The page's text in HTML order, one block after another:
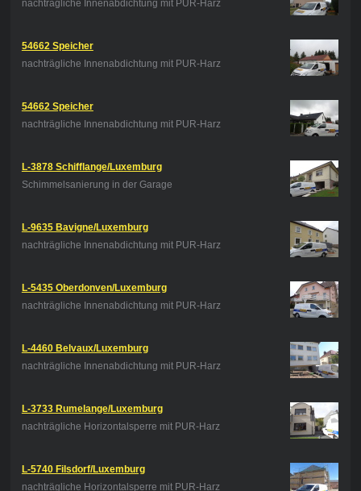
nachträgliche Innenabdichtung mit PUR-Harz
54662 Speicher
nachträgliche Innenabdichtung mit PUR-Harz
54662 Speicher
nachträgliche Innenabdichtung mit PUR-Harz
L-3878 Schifflange/Luxemburg
Schimmelsanierung in der Garage
L-9635 Bavigne/Luxemburg
nachträgliche Innenabdichtung mit PUR-Harz
L-5435 Oberdonven/Luxemburg
nachträgliche Innenabdichtung mit PUR-Harz
L-4460 Belvaux/Luxemburg
nachträgliche Innenabdichtung mit PUR-Harz
L-3733 Rumelange/Luxemburg
nachträgliche Horizontalsperre mit PUR-Harz
L-5740 Filsdorf/Luxemburg
nachträgliche Horizontalsperre mit PUR-Harz